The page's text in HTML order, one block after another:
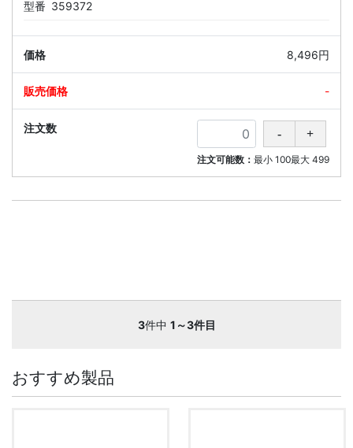
型番 359372
8,496円
-
注文可能数： 最小 100最大 499
3件中 1～3件目
おすすめ製品